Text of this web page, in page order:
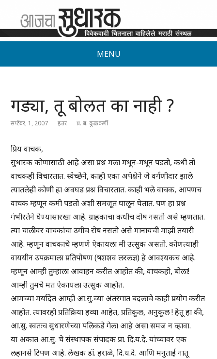
MENU
गड्या, तू बोलत का नाही ?
सप्टेंबर, 1, 2007 इतर प्र. ब. कुळकर्णी
प्रिय वाचक,
सुधारक कोणासाठी आहे असा प्रश्न मला मधून-मधून पडतो, कधी तो
वाचकही विचारतात. स्वेच्छेने, काही एका अपेक्षेने जे वर्गणीदार झाले
त्यातलेही कोणी हा अवघड प्रश्न विचारतात. काही भले वाचक, आपणच
वाचक म्हणून कमी पडतो अशी समजूत घालून घेतात. पण हा प्रश्न
गंभीरतेने घेण्यासारखा आहे. ग्राहकाचा कधीच दोष नसतो असे म्हणतात.
त्या चालीवर वाचकांचा उगीच रोष नसतो असे मानायची माझी तयारी
आहे. म्हणून वाचकाचे म्हणणे ऐकायला मी उत्सुक असतो. कोणत्याही
वाययीन उपक्रमाला प्रतिपोषण (षशशव लरलज्ञ) हे आवश्यकच आहे.
म्हणून आम्ही तुम्हाला आवाहन करीत आहोत की, वाचकहो, बोला!
आम्ही तुमचे मत ऐकायला उत्सुक आहोत.
आमच्या मर्यादेत आम्ही आ.सु.च्या अंतरंगात बदलाचे काही प्रयोग करीत
आहोत. त्यावरही प्रतिक्रिया हव्या आहेत, प्रतिकूल, अनुकूल ! हेतू हा की,
आ.सु. स्वतःच सुधारणेच्या पलिकडे गेला आहे असा समज न व्हावा.
या अंकात आ.सु. चे संस्थापक संपादक प्रा. दि.य.दे. यांच्यावर एक
लहानसे टिपण आहे. लेखक डॉ. हराळे, दि.य.दे. आणि मनुताई नातू